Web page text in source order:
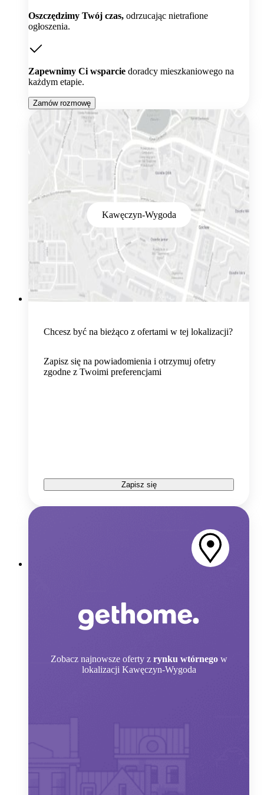
Oszczędzimy Twój czas, odrzucając nietrafione
ogłoszenia.
Zapewnimy Ci wsparcie doradcy mieszkaniowego na
każdym etapie.
Zamów rozmowę
Kawęczyn-Wygoda
Chcesz być na bieżąco z ofertami w tej lokalizacji?
Zapisz się na powiadomienia i otrzymuj ofetry
zgodne z Twoimi preferencjami
Zapisz się
Zobacz najnowsze oferty z rynku wtórnego w
lokalizacji Kawęczyn-Wygoda